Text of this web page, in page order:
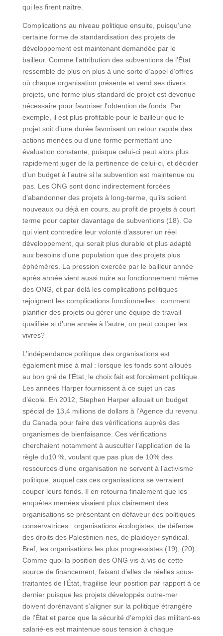
qui les firent naître.
Complications au niveau politique ensuite, puisqu’une
certaine forme de standardisation des projets de
développement est maintenant demandée par le
bailleur. Comme l’attribution des subventions de l’État
ressemble de plus en plus à une sorte d’appel d’offres
où chaque organisation présente et vend ses divers
projets, une forme plus standard de projet est devenue
nécessaire pour favoriser l’obtention de fonds. Par
exemple, il est plus profitable pour le bailleur que le
projet soit d’une durée favorisant un retour rapide des
actions menées ou d’une forme permettant une
évaluation constante, puisque celui-ci peut alors plus
rapidement juger de la pertinence de celui-ci, et décider
d’un budget à l’autre si la subvention est maintenue ou
pas. Les ONG sont donc indirectement forcées
d’abandonner des projets à long-terme, qu’ils soient
nouveaux ou déjà en cours, au profit de projets à court
terme pour capter davantage de subventions (18). Ce
qui vient contredire leur volonté d’assurer un réel
développement, qui serait plus durable et plus adapté
aux besoins d’une population que des projets plus
éphémères. La pression exercée par le bailleur année
après année vient aussi nuire au fonctionnement même
des ONG, et par-delà les complications politiques
rejoignent les complications fonctionnelles : comment
planifier des projets ou gérer une équipe de travail
qualifiée si d’une année à l’autre, on peut couper les
vivres?
L’indépendance politique des organisations est
également mise à mal : lorsque les fonds sont alloués
au bon gré de l’État, le choix fait est forcément politique.
Les années Harper fournissent à ce sujet un cas
d’école. En 2012, Stephen Harper allouait un budget
spécial de 13,4 millions de dollars à l’Agence du revenu
du Canada pour faire des vérifications auprès des
organismes de bienfaisance. Ces vérifications
cherchaient notamment à ausculter l’application de la
règle du10 %, voulant que pas plus de 10% des
ressources d’une organisation ne servent à l’activisme
politique, auquel cas ces organisations se verraient
couper leurs fonds. Il en retourna finalement que les
enquêtes menées visaient plus clairement des
organisations se présentant en défaveur des politiques
conservatrices : organisations écologistes, de défense
des droits des Palestinien-nes, de plaidoyer syndical.
Bref, les organisations les plus progressistes (19), (20).
Comme quoi la position des ONG vis-à-vis de cette
source de financement, faisant d’elles de réelles sous-
traitantes de l’État, fragilise leur position par rapport à ce
dernier puisque les projets développés outre-mer
doivent dorénavant s’aligner sur la politique étrangère
de l’État et parce que la sécurité d’emploi des militant-es
salarié-es est maintenue sous tension à chaque